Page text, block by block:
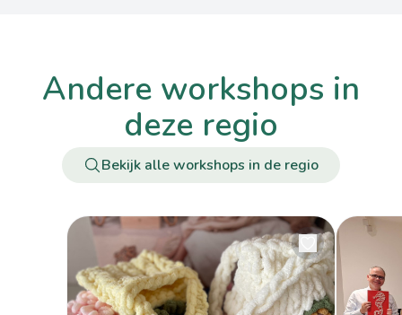
andere workshops in
deze regio
Bekijk alle workshops in de regio